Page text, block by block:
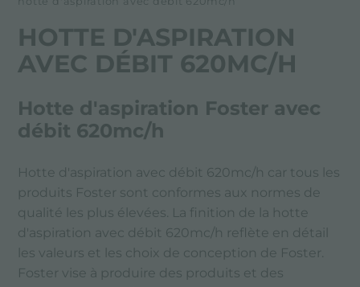
HOTTE D'ASPIRATION
AVEC DÉBIT 620MC/H
Hotte d'aspiration Foster avec
débit 620mc/h
Hotte d'aspiration avec débit 620mc/h car tous les
produits Foster sont conformes aux normes de
qualité les plus élevées. La finition de la hotte
d'aspiration avec débit 620mc/h reflète en détail
les valeurs et les choix de conception de Foster.
Foster vise à produire des produits et des